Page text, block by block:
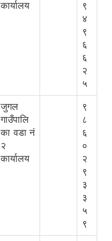
कार्यालय
९
४
९
६
६
२
५
जुगल
गाउँपालि
का वडा नं
२
कार्यालय
९
८
६
०
२
९
३
३
५
९